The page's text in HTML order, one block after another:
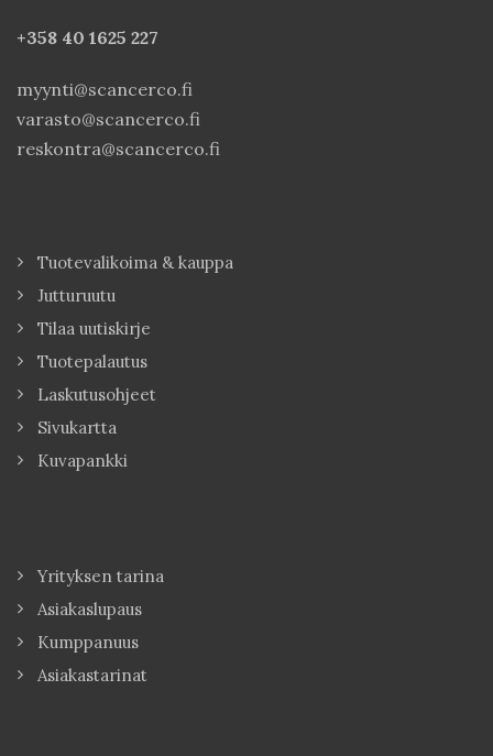
+358 40 1625 227
myynti@scancerco.fi
varasto@scancerco.fi
reskontra@scancerco.fi
Tuotevalikoima & kauppa
Jutturuutu
Tilaa uutiskirje
Tuotepalautus
Laskutusohjeet
Sivukartta
Kuvapankki
Yrityksen tarina
Asiakaslupaus
Kumppanuus
Asiakastarinat